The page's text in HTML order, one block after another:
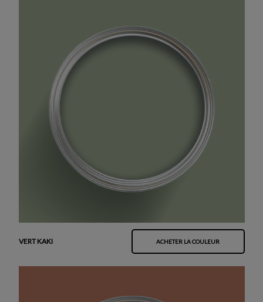
VERT KAKI ACHETER LA COULEUR